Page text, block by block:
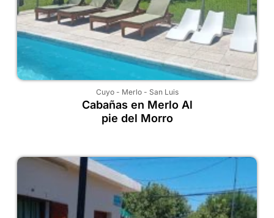
Cuyo- Merlo- San Luis
Cabañas en Merlo Al
pie del Morro